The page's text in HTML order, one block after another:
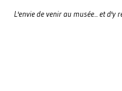
L'envie de venir au musée... et d'y